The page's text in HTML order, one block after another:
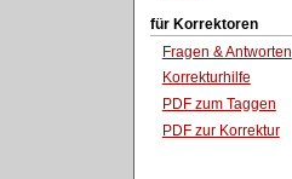
für Korrektoren
Fragen & Antworten
Korrekturhilfe
PDF zum Taggen
PDF zur Korrektur